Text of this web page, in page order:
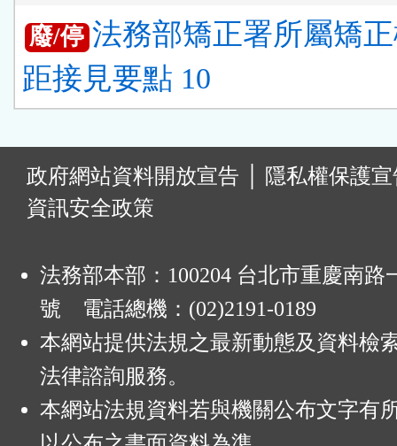
廢/停 法務部矯正署所屬矯
距接見要點 10
政府網站資料開放宣告
隱私權保護
資訊安全政策
法務部本部：100204 台北市重慶南路
號 電話總機：(02)2191-0189
本網站提供法規之最新動態及資料檢
法律諮詢服務。
本網站法規資料若與機關公布文字有